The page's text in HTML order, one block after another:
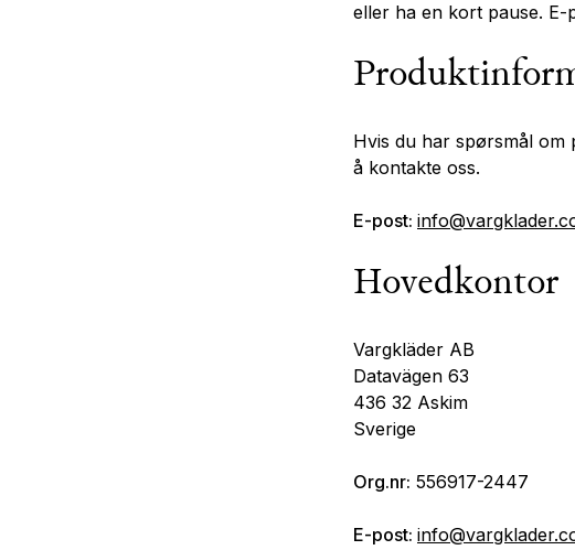
eller ha en kort pause. E-
Hvis du har spørsmål
å kontakte oss.
E-post:
Hovedkontor
Vargkläder AB
Datavägen 63
436 32 Askim
Sverige
Org.nr: 556917-2447
E-post: